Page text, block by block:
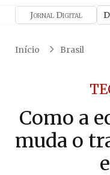
Jornal Digital
Início Brasil
Como a
muda o